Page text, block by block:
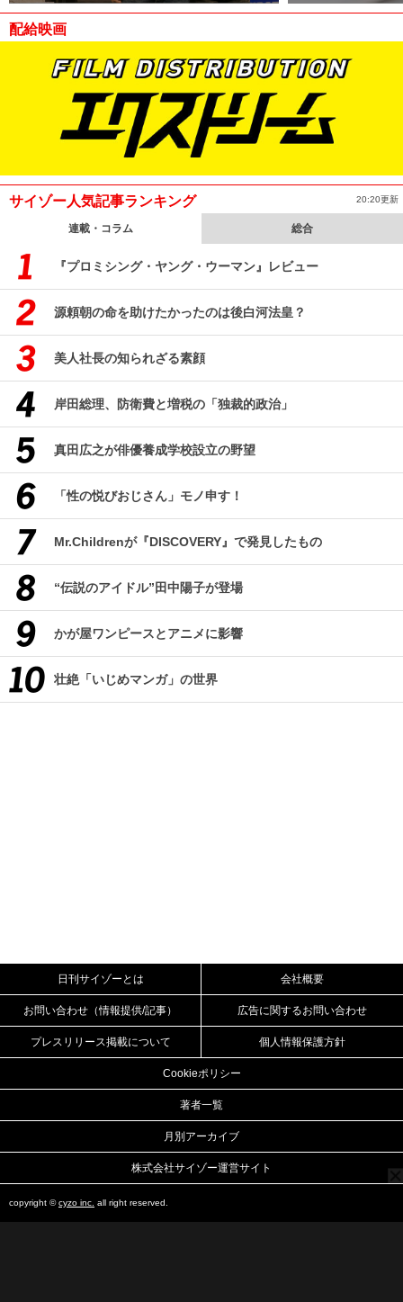
配給映画
サイゾー人気記事ランキング 20:20更新
連載・コラム 総合
『プロミシング・ヤング・ウーマン』レビュー
源頼朝の命を助けたかったのは後白河法皇？
美人社長の知られざる素顔
岸田総理、防衛費と増税の「独裁的政治」
真田広之が俳優養成学校設立の野望
「性の悦びおじさん」モノ申す！
Mr.Childrenが『DISCOVERY』で発見したもの
“伝説のアイドル”田中陽子が登場
かが屋ワンピースとアニメに影響
壮絶「いじめマンガ」の世界
日刊サイゾーとは 会社概要
お問い合わせ（情報提供/記事） 広告に関するお問い合わせ
プレスリリース掲載について 個人情報保護方針
Cookieポリシー
著者一覧
月別アーカイブ
株式会社サイゾー運営サイト
copyright ©cyzo inc. all right reserved.